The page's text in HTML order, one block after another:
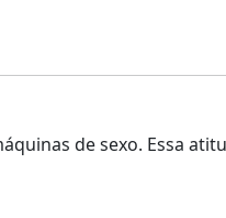
de sexo. Essa